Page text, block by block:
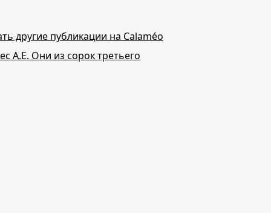
другие публикации на Calaméo
А.Е. Они из сорок третьего